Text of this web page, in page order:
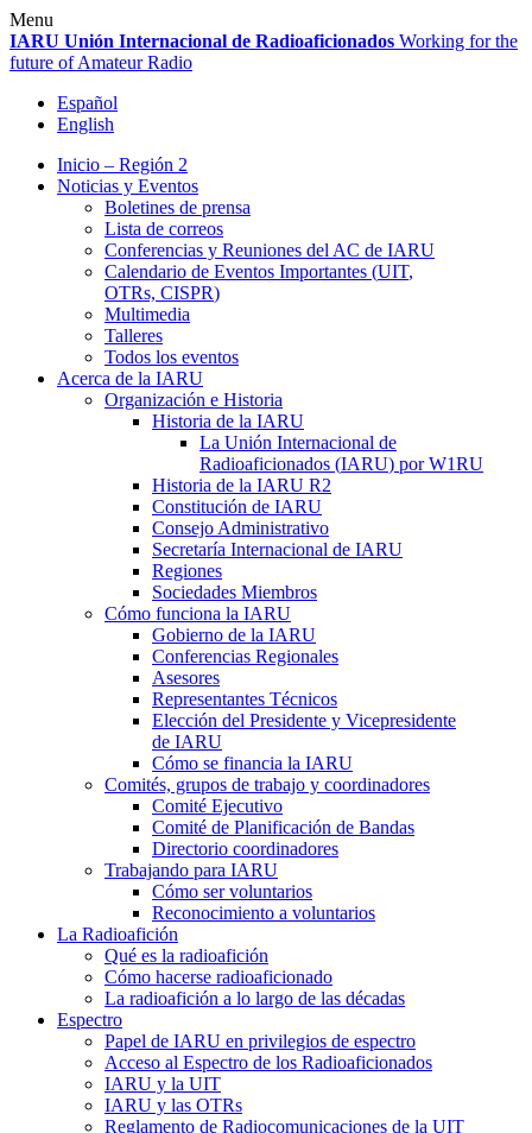
Skip
to
content
Menu
IARU Unión Internacional de Radioaficionados Working for the
future of Amateur Radio
Español
English
Inicio – Región 2
Noticias y Eventos
Boletines de prensa
Lista de correos
Conferencias y Reuniones del AC de IARU
Calendario de Eventos Importantes (UIT,
OTRs, CISPR)
Multimedia
Talleres
Todos los eventos
Acerca de la IARU
Organización e Historia
Historia de la IARU
La Unión Internacional de
Radioaficionados (IARU) porW1RU
Historia de la IARU R2
Constitución de IARU
Consejo Administrativo
Secretaría Internacional de IARU
Regiones
Sociedades Miembros
Cómo funciona la IARU
Gobierno de la IARU
Conferencias Regionales
Asesores
Representantes Técnicos
Elección del Presidente y Vicepresidente
de IARU
Cómo se financia la IARU
Comités, grupos de trabajo y coordinadores
Comité Ejecutivo
Comité de Planificación de Bandas
Directorio coordinadores
Trabajando para IARU
Cómo ser voluntarios
Reconocimiento a voluntarios
La Radioafición
Qué es la radioafición
Cómo hacerse radioaficionado
La radioafición a lo largo de las décadas
Espectro
Papel de IARU en privilegios de espectro
Acceso al Espectro de los Radioaficionados
IARU y la UIT
IARU y las OTRs
Reglamento de Radiocomunicaciones de la UIT